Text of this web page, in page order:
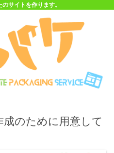
サイトを作ります。
のために用意して